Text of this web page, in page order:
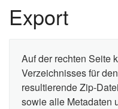
Export
Auf der rechten Seite
Verzeichnisses für
resultierende Zip-
sowie alle Metadaten